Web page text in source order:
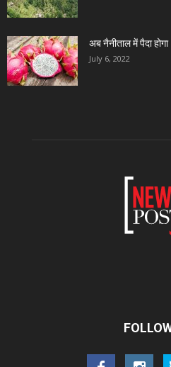
अब नैनीताल में पैदा
July 6, 2022